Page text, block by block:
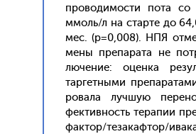
про­води­мос­ти по­та со
ммоль/л на стар­те до
мес. (р=0,008). НПЯ
ме­ны пре­пара­та не
лю­чение: оцен­ка
тар­гетны­ми
рова­ла луч­шую
фектив­ность те­рапии
фак­тор/те­закаф­тор/